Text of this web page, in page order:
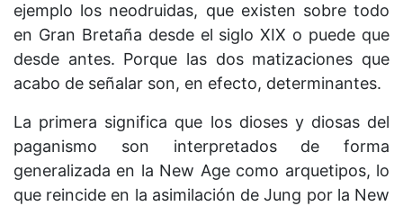
ejemplo los neodruidas, que existen sobre todo
en Gran Bretaña desde el siglo XIX o puede que
desde antes. Porque las dos matizaciones que
acabo de señalar son, en efecto, determinantes.
La primera significa que los dioses y diosas del
paganismo son interpretados de forma
generalizada en la New Age como arquetipos, lo
que reincide en la asimilación de Jung por la New